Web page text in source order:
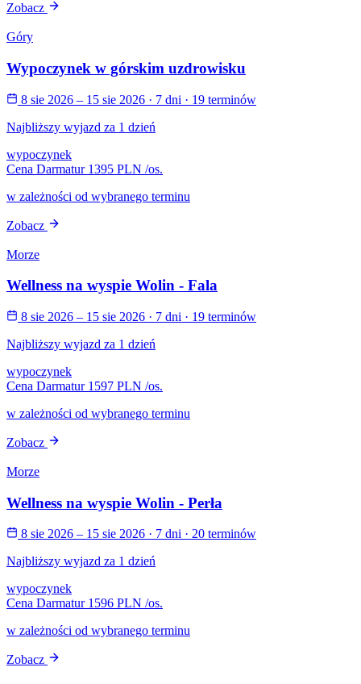
Zobacz
Góry
Wypoczynek w górskim uzdrowisku
8 sie 2026 – 15 sie 2026 · 7 dni · 19 terminów
Najbliższy wyjazd za 1 dzień
wypoczynek
Cena Darmatur 1395 PLN /os.
w zależności od wybranego terminu
Zobacz
Morze
Wellness na wyspie Wolin - Fala
8 sie 2026 – 15 sie 2026 · 7 dni · 19 terminów
Najbliższy wyjazd za 1 dzień
wypoczynek
Cena Darmatur 1597 PLN /os.
w zależności od wybranego terminu
Zobacz
Morze
Wellness na wyspie Wolin - Perła
8 sie 2026 – 15 sie 2026 · 7 dni · 20 terminów
Najbliższy wyjazd za 1 dzień
wypoczynek
Cena Darmatur 1596 PLN /os.
w zależności od wybranego terminu
Zobacz